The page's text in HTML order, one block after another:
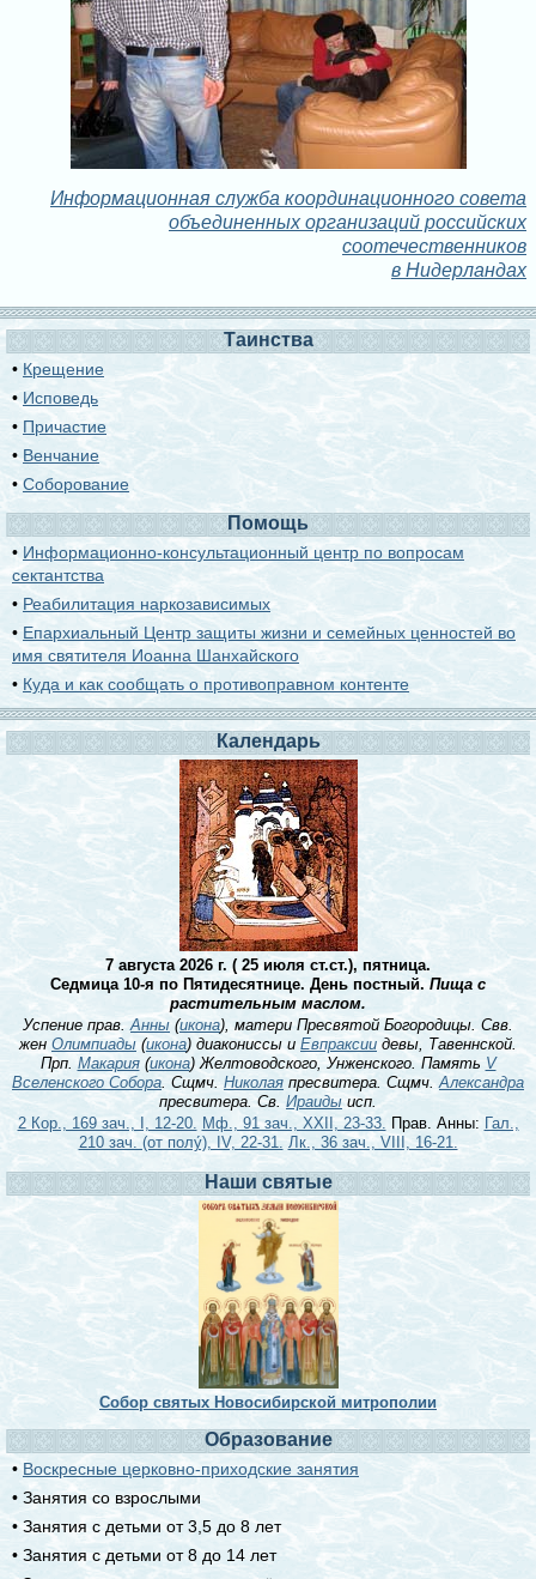
Информационная служба координационного совета
объединенных организаций российских
соотечественников
в Нидерландах
Таинства
• Крещение
• Исповедь
• Причастие
• Венчание
•Соборование
Помощь
• Информационно-консультационный центр по вопросам
сектантства
• Реабилитация наркозависимых
• Епархиальный Центр защиты жизни и семейных ценностей во
имя святителя Иоанна Шанхайского
• Куда и как сообщать о противоправном контенте
Календарь
7 августа 2026 г. ( 25 июля ст.ст.), пятница.
Седмица 10-я по Пятидесятнице. День постный. Пища с
растительным маслом.
Успение прав.Анны (икона), матери Пресвятой Богородицы. Свв.
жен Олимпиады (икона) диакониссы и Евпраксии девы, Тавеннской.
Прп.Макария(икона) Желтоводского, Унженского. Память V
Вселенского Собора. Сщмч. Николая пресвитера. Сщмч.Александра
пресвитера. Св. Ираидыисп.
2 Кор., 169 зач., I, 12-20. Мф., 91 зач., XXII, 23-33. Прав. Анны: Гал.,
210 зач. (от полу́), IV, 22-31. Лк., 36 зач., VIII, 16-21.
Наши святые
Собор святых Новосибирской митрополии
Образование
• Воскресные церковно-приходские занятия
• Занятия со взрослыми
• Занятия с детьми от 3,5 до 8 лет
• Занятия с детьми от 8 до 14 лет